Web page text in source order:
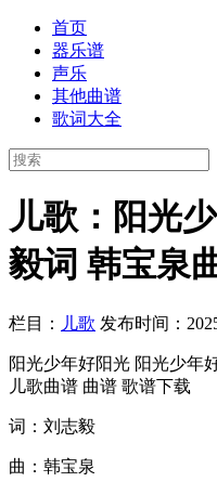
首页
器乐谱
声乐
其他曲谱
歌词大全
儿歌：阳光
毅词 韩宝泉曲
栏目： 儿歌 发布时间：
阳光少年好阳光 阳光少年
儿歌曲谱 曲谱 歌谱下载
词：刘志毅
曲：韩宝泉